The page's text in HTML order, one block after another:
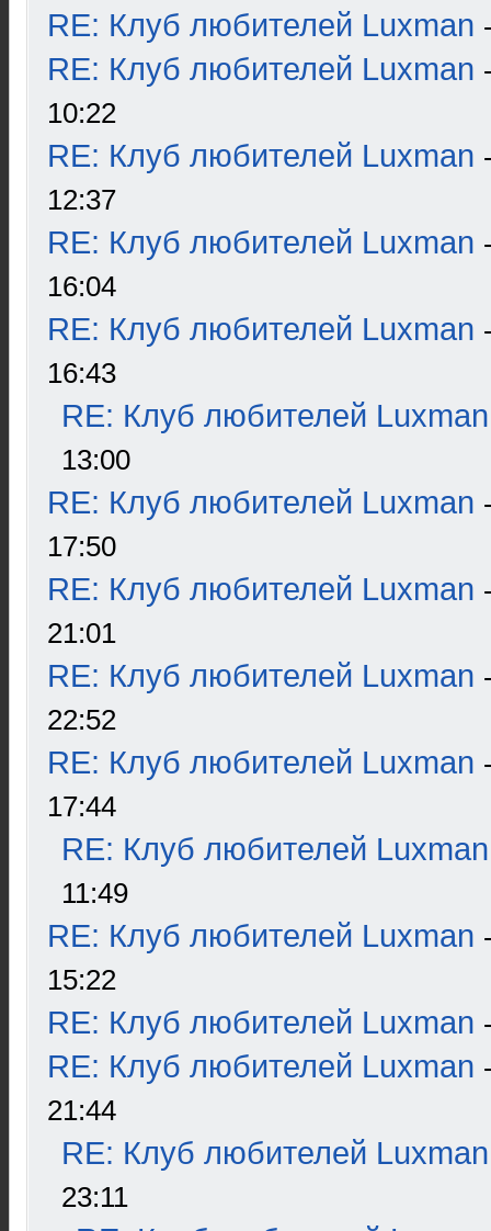
RE: Клуб любителей Luxman
RE: Клуб любителей Luxman
10:22
RE: Клуб любителей Luxman
12:37
RE: Клуб любителей Luxman
16:04
RE: Клуб любителей Luxman
16:43
RE: Клуб любителей Luxman
13:00
RE: Клуб любителей Luxman
17:50
RE: Клуб любителей Luxman
21:01
RE: Клуб любителей Luxman
22:52
RE: Клуб любителей Luxman
17:44
RE: Клуб любителей Luxman
11:49
RE: Клуб любителей Luxman
15:22
RE: Клуб любителей Luxman
RE: Клуб любителей Luxman
21:44
RE: Клуб любителей Luxman
23:11